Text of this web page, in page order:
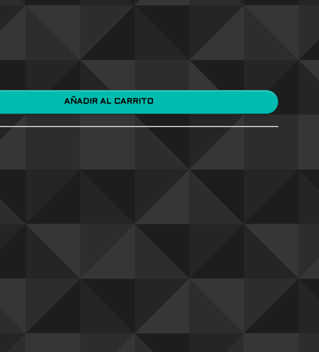
AÑADIR AL CARRITO